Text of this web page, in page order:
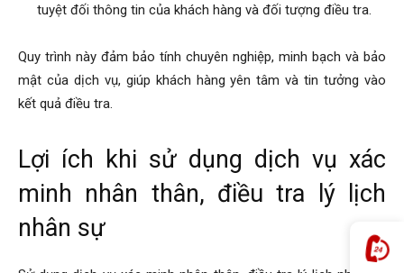
tuyệt đối thông tin của khách hàng và đối tượng điều tra.
Quy trình này đảm bảo tính chuyên nghiệp, minh bạch và bảo
mật của dịch vụ, giúp khách hàng yên tâm và tin tưởng vào
kết quả điều tra.
Lợi ích khi sử dụng dịch vụ xác
minh nhân thân, điều tra lý lịch
nhân sự